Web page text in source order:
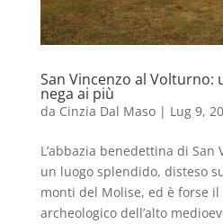
San Vincenzo al Volturno:
nega ai più
da Cinzia Dal Maso| Lug 9,
L’abbazia benedettina di San
un luogo splendido, disteso
monti del Molise, ed è forse
archeologico dell’alto